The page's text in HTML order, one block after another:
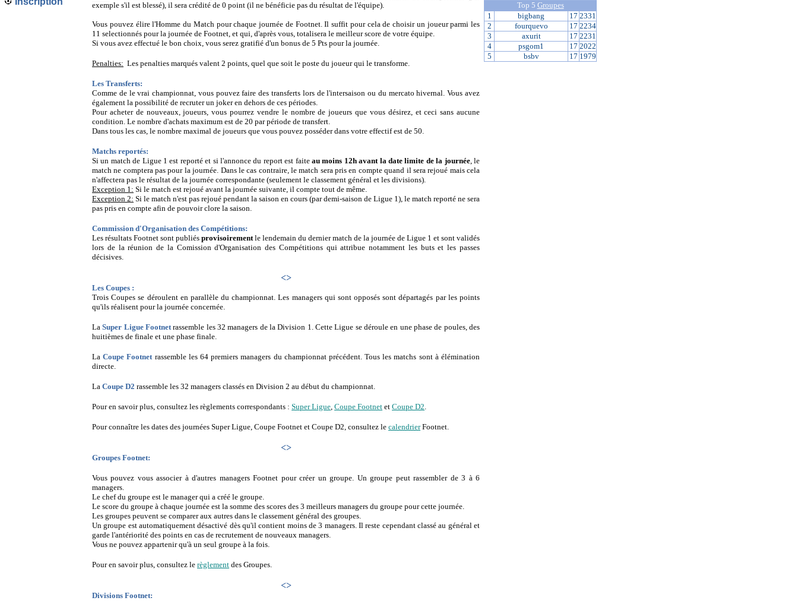
exemple s'il est blessé), il sera crédité de 0 point (il ne bénéficie pas du résultat de l'équipe).
Vous pouvez élire l'Homme du Match pour chaque journée de Footnet. Il suffit pour cela de choisir un joueur parmi les
11 selectionnés pour la journée de Footnet, et qui, d'après vous, totalisera le meilleur score de votre équipe.
Si vous avez effectué le bon choix, vous serez gratifié d'un bonus de 5 Pts pour la journée.
Penalties: Les penalties marqués valent 2 points, quel que soit le poste du joueur qui le transforme.
Les Transferts:
Comme de le vrai championnat, vous pouvez faire des transferts lors de l'intersaison ou du mercato hivernal. Vous avez
également la possibilité de recruter un joker en dehors de ces périodes.
Pour acheter de nouveaux, joueurs, vous pourrez vendre le nombre de joueurs que vous désirez, et ceci sans aucune
condition. Le nombre d'achats maximum est de 20 par période de transfert.
Dans tous les cas, le nombre maximal de joueurs que vous pouvez posséder dans votre effectif est de 50.
Matchs reportés:
Si un match de Ligue 1 est reporté et si l'annonce du report est faite au moins 12h avant la date limite de la journée, le
match ne comptera pas pour la journée. Dans le cas contraire, le match sera pris en compte quand il sera rejoué mais cela
n'affectera pas le résultat de la journée correspondante (seulement le classement général et les divisions).
Exception 1: Si le match est rejoué avant la journée suivante, il compte tout de même.
Exception 2: Si le match n'est pas rejoué pendant la saison en cours (par demi-saison de Ligue 1), le match reporté ne sera
pas pris en compte afin de pouvoir clore la saison.
Commission d'Organisation des Compétitions:
Les résultats Footnet sont publiés provisoirementle lendemain du dernier match de la journée de Ligue 1 et sont validés
lors de la réunion de la Comission d'Organisation des Compétitions qui attribue notamment les buts et les passes
décisives.
<>
Les Coupes :
Trois Coupes se déroulent en parallèle du championnat. Les managers qui sont opposés sont départagés par les points
qu'ils réalisent pour la journée concernée.
LaSuper Ligue Footnetrassemble les 32 managers de la Division 1. Cette Ligue se déroule en une phase de poules, des
huitièmes de finale et une phase finale.
LaCoupe Footnetrassemble les 64 premiers managers du championnat précédent. Tous les matchs sont à élémination
directe.
La Coupe D2 rassemble les 32 managers classés en Division 2 au début du championnat.
Pour en savoir plus, consultez les règlements correspondants : Super Ligue, Coupe Footnet et Coupe D2.
Pour connaître les dates des journées Super Ligue, Coupe Footnet et Coupe D2, consultez le calendrierFootnet.
<>
Groupes Footnet:
Vous pouvez vous associer à d'autres managers Footnet pour créer un groupe. Un groupe peut rassembler de 3 à 6
managers.
Le chef du groupe est le manager qui a créé le groupe.
Le score du groupe à chaque journée est la somme des scores des 3 meilleurs managers du groupe pour cette journée.
Les groupes peuvent se comparer aux autres dans le classement général des groupes.
Un groupe est automatiquement désactivé dès qu'il contient moins de 3 managers. Il reste cependant classé au général et
garde l'antériorité des points en cas de recrutement de nouveaux managers.
Vous ne pouvez appartenir qu'à un seul groupe à la fois.
Pour en savoir plus, consultez le règlement des Groupes.
<>
Divisions Footnet:
Top 5 Groupes
1
bigbang 17 2331
2
fourquevo 17 2234
3
axurit 17 2231
4
psgom1 17 2022
5
bsbv 17 1979